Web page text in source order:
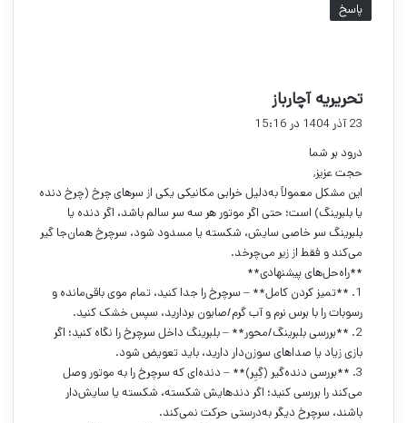
پاسخ
تحریریه آچارباز
ف
23 آذر 1404 در 15:16
درود بر شما
حجت عزیز,
این مشکل معمولاً به‌دلیل خرابی مکانیکی یکی از سرهای چرخ (چرخ دنده
یا بلبرینگ) است؛ حتی اگر موتور هر سه سر سالم باشد، اگر دنده یا
بلبرینگ سر خاصی سایش، شکسته یا مسدود شود، سرچرخ همان‌جا گیر
می‌کند و فقط از زیر می‌چرخد.
**راه‌حل‌های پیشنهادی**
1. **تمیز کردن کامل** – سرچرخ را جدا کنید، تمام موی باقی‌مانده و
رسوبات را با برس نرم و آب گرم/صابون بردارید، سپس خشک کنید.
2. **بررسی بلبرینگ/محور** – بلبرینگ داخل سرچرخ را نگاه کنید؛ اگر
بازی زیاد یا صداهای سوزن‌دار دارید، باید تعویض شود.
3. **بررسی دنده‌گیر (گِیِر)** – دنده‌ای که سرچرخ را به موتور وصل
می‌کند را بررسی کنید؛ اگر دندهایش شکسته، شکسته یا سایش‌دار
باشند، سرچرخ دیگر به‌درستی حرکت نمی‌کند.